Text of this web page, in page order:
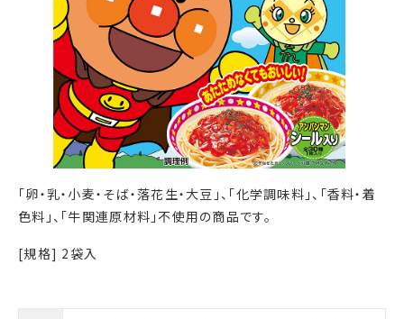
「卵・乳・小麦・そば・落花生・大豆」、「化学調味料」、「香料・着
色料」、「牛関連原材料」不使用の商品です。
[規格] 2袋入